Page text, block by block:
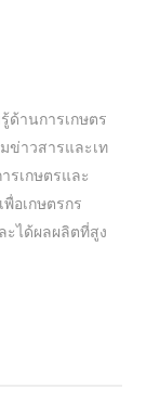
ด้านการเกษตร
ข่าวสารและเท
รเกษตรและ
อเกษตรกร
ะได้ผลผลิตที่สูง